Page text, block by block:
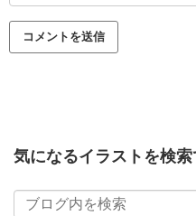
気になるイラストを検